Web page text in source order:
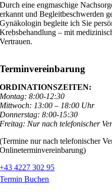
Durch eine engmaschige
erkannt und Begleitbeschwerden
Gynäkologin begleite ich Sie
Krebsbehandlung – mit
Vertrauen.
Terminvereinbarung
ORDINATIONSZEITEN:
Montag: 8:00-12:30
Mittwoch: 13:00 – 18:00 Uhr
Donnerstag: 8:00-15:30
Freitag: Nur nach telefonischer
(Termine nur nach telefonischer
Onlineterminvereinbarung)
+43 4227 302 95
Termin Buchen